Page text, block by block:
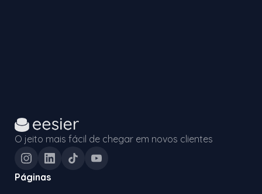
O jeito mais fácil de chegar em novos clientes
Páginas